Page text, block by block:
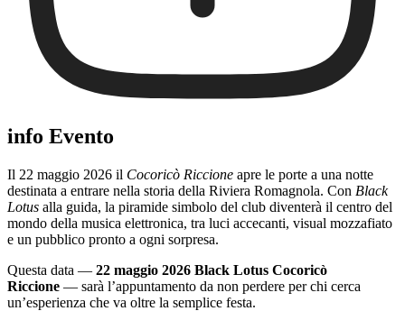
info Evento
Il 22 maggio 2026 il Cocoricò Riccione apre le porte a una notte
destinata a entrare nella storia della Riviera Romagnola. Con Black
Lotus alla guida, la piramide simbolo del club diventerà il centro del
mondo della musica elettronica, tra luci accecanti, visual mozzafiato
e un pubblico pronto a ogni sorpresa.
Questa data — 22 maggio 2026 Black Lotus Cocoricò
Riccione — sarà l’appuntamento da non perdere per chi cerca
un’esperienza che va oltre la semplice festa.